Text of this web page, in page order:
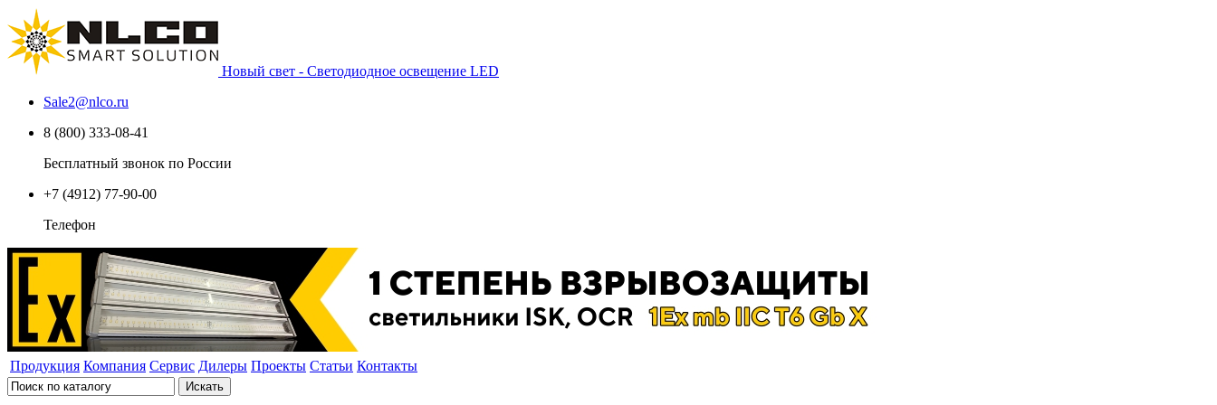
Новый свет - Светодиодное освещение LED
Sale2@nlco.ru
8 (800) 333-08-41
Бесплатный звонок по России
+7 (4912) 77-90-00
Телефон
Продукция Компания Сервис Дилеры Проекты Статьи Контакты